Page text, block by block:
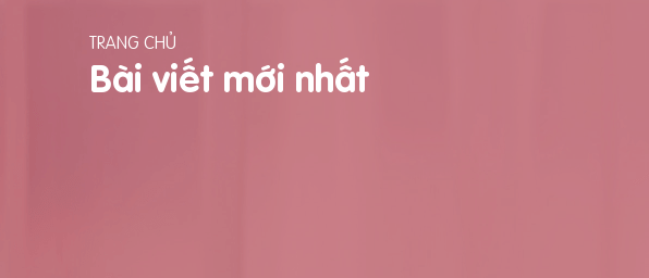
TRANG CHỦ
Bài viết mới nhất